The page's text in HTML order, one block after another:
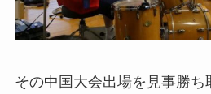
その中国大会出場を見事勝ち